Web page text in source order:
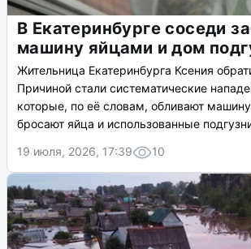
В Екатеринбурге соседи
машину яйцами и дом
Жительница Екатеринбурга Ксения
Причиной стали систематические
которые, по её словам, обливают
бросают яйца и использованные
19 июля, 2026, 17:39
10